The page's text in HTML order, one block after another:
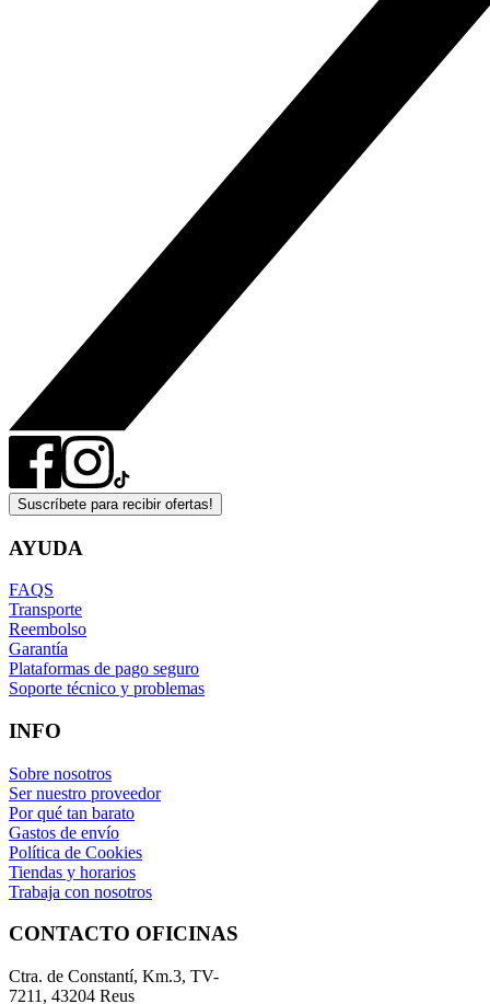
Suscríbete para recibir ofertas!
AYUDA
FAQS
Transporte
Reembolso
Garantía
Plataformas de pago seguro
Soporte técnico y problemas
INFO
Sobre nosotros
Ser nuestro proveedor
Por qué tan barato
Gastos de envío
Política de Cookies
Tiendas y horarios
Trabaja con nosotros
CONTACTO OFICINAS
Ctra. de Constantí, Km.3, TV-
7211, 43204 Reus